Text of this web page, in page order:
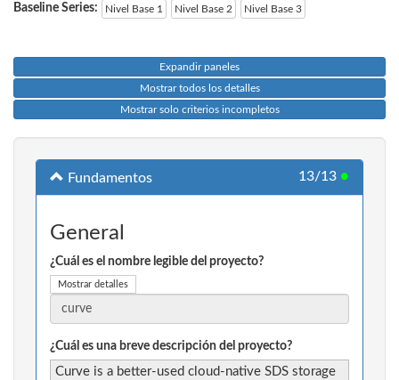
Baseline Series: Nivel Base 1 Nivel Base 2 Nivel Base 3
Expandir paneles
Mostrar todos los detalles
Mostrar solo criterios incompletos
Fundamentos 13/13 ●
General
¿Cuál es el nombre legible del proyecto?
Mostrar detalles
¿Cuál es una breve descripción del proyecto?
Curve is a better-used cloud-native SDS storage